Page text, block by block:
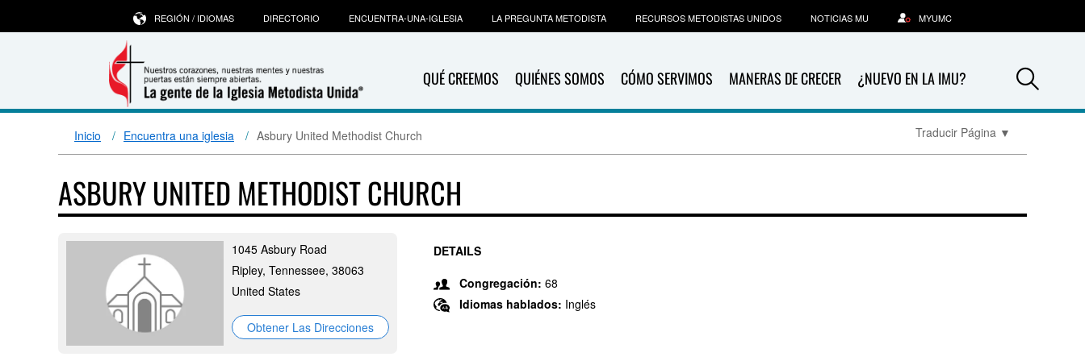
QUÉ CREEMOS QUIÉNES SOMOS CÓMO SERVIMOS MANERAS DE CRECER ¿NUEVO EN LA IMU?
REGIÓN / IDIOMAS DIRECTORIO ENCUENTRA-UNA-IGLESIA LA PREGUNTA METODISTA RECURSOS METODISTAS UNIDOS NOTICIAS MU MYUMC
Inicio Encuentra una iglesia Asbury United Methodist Church Traducir Página ▼
ASBURY UNITED METHODIST CHURCH
1045 Asbury Road
Ripley, Tennessee, 38063
United States
Obtener Las Direcciones
DETAILS
Congregación: 68
Idiomas hablados: Inglés